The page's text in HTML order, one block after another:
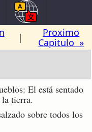
|
Proximo
Capitulo »
El está sentado
la tierra.
sobre todos los